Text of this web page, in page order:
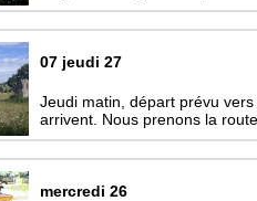
07 jeudi 27
Jeudi matin, départ prévu
arrivent. Nous prenons la
mercredi 26